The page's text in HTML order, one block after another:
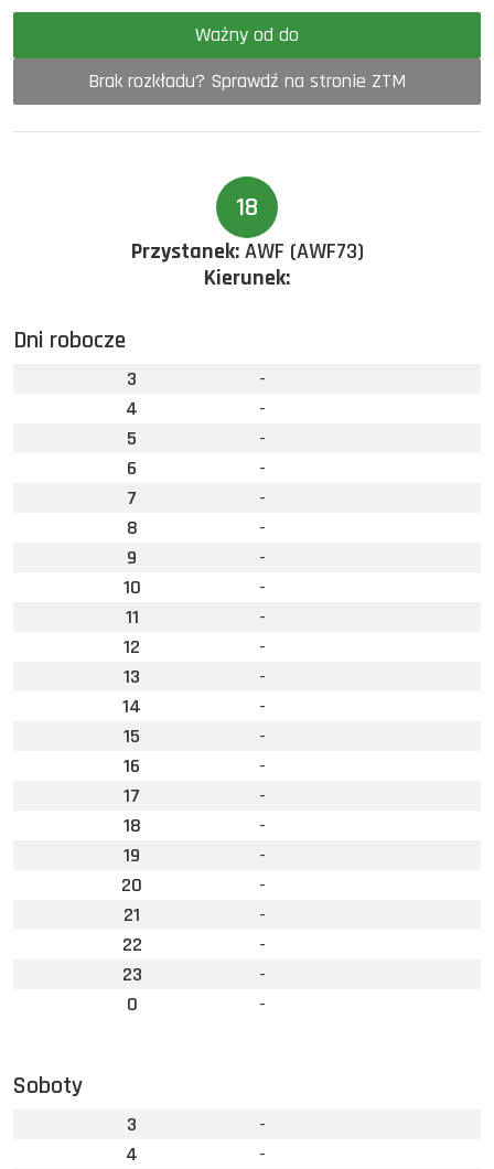
Ważny od do
Brak rozkładu? Sprawdź na stronie ZTM
18
Przystanek:AWF (AWF73)
Kierunek:
Dni robocze
3
-
4
-
5
-
6
-
7
-
8
-
9
-
10
-
11
-
12
-
13
-
14
-
15
-
16
-
17
-
18
-
19
-
20
-
21
-
22
-
23
-
0
-
Soboty
3
-
4
-